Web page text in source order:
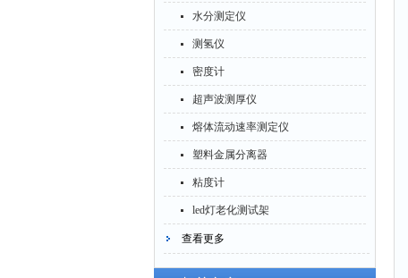
水分测定仪
测氢仪
密度计
超声波测厚仪
熔体流动速率测定仪
塑料金属分离器
粘度计
led灯老化测试架
查看更多